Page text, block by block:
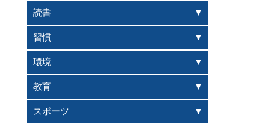
読書
習慣
環境
教育
スポーツ